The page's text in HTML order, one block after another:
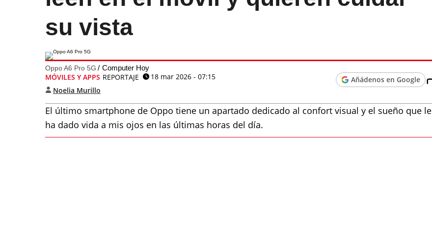
su vista
Oppo A6 Pro 5G Computer Hoy
MÓVILES Y APPS REPORTAJE
18 mar 2026 - 07:15
Noelia Murillo
Añádenos en Google
El último smartphone de Oppo tiene un apartado dedicado al confort visual y el sueño que le
ha dado vida a mis ojos en las últimas horas del día.